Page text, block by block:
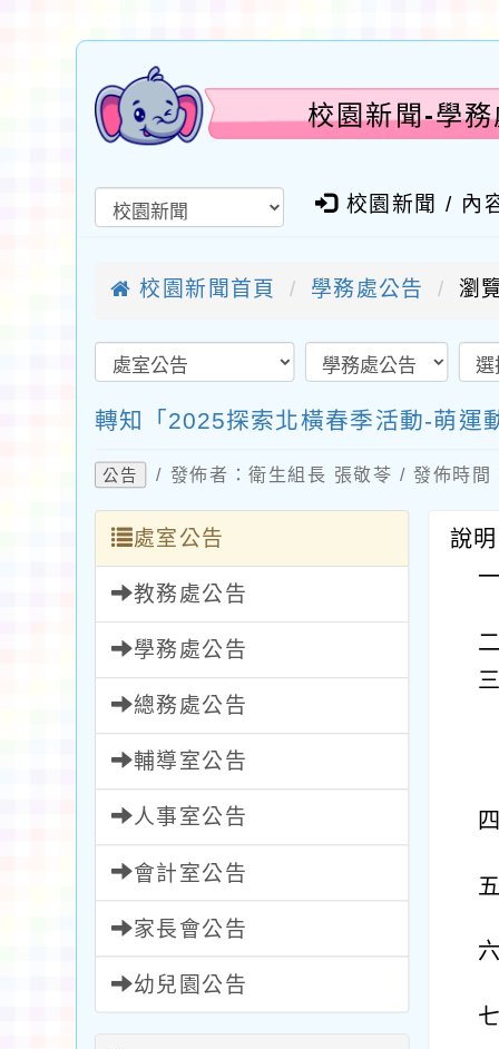
校園新聞-學
校園新聞 / 內
校園新聞首頁 學務處公告 瀏
轉知「2025探索北橫春季活動-萌運
公告 / 發佈者：衛生組長 張敬苓 / 發佈時
處室公告
教務處公告
學務處公告
總務處公告
輔導室公告
人事室公告
會計室公告
家長會公告
幼兒園公告
說